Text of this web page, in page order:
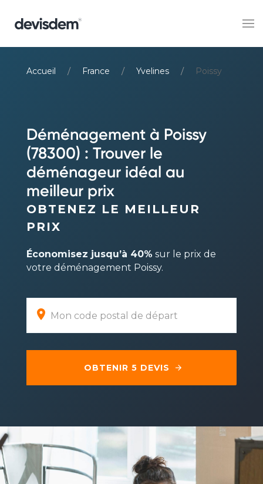
Accueil France Yvelines Poissy
Déménagement à Poissy
(78300) : Trouver le
déménageur idéal au
meilleur prix
OBTENEZ LE MEILLEUR
PRIX
Économisez jusqu’à 40% sur le prix de
votre déménagement Poissy.
OBTENIR 5 DEVIS